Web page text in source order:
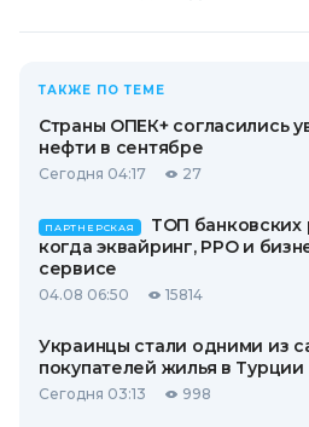
ТАКЖЕ ПО ТЕМЕ
Страны ОПЕК+ согласились
нефти в сентябре
Сегодня 04:17 27
ПАРТНЕРСКАЯ
ТОП
когда эквайринг, РРО и
сервисе
04.08 06:50 15814
Украинцы стали одними из
покупателей жилья в Турции
Сегодня 03:13 998